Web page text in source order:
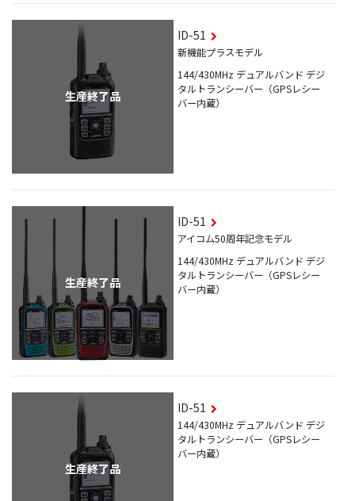
生産終了品
ID-51
新機能プラスモデル
144/430MHz デュアルバンド デジ
タルトランシーバー（GPSレシー
バー内蔵）
生産終了品
ID-51
アイコム50周年記念モデル
144/430MHz デュアルバンド デジ
タルトランシーバー（GPSレシー
バー内蔵）
生産終了品
ID-51
144/430MHz デュアルバンド デジ
タルトランシーバー（GPSレシー
バー内蔵）